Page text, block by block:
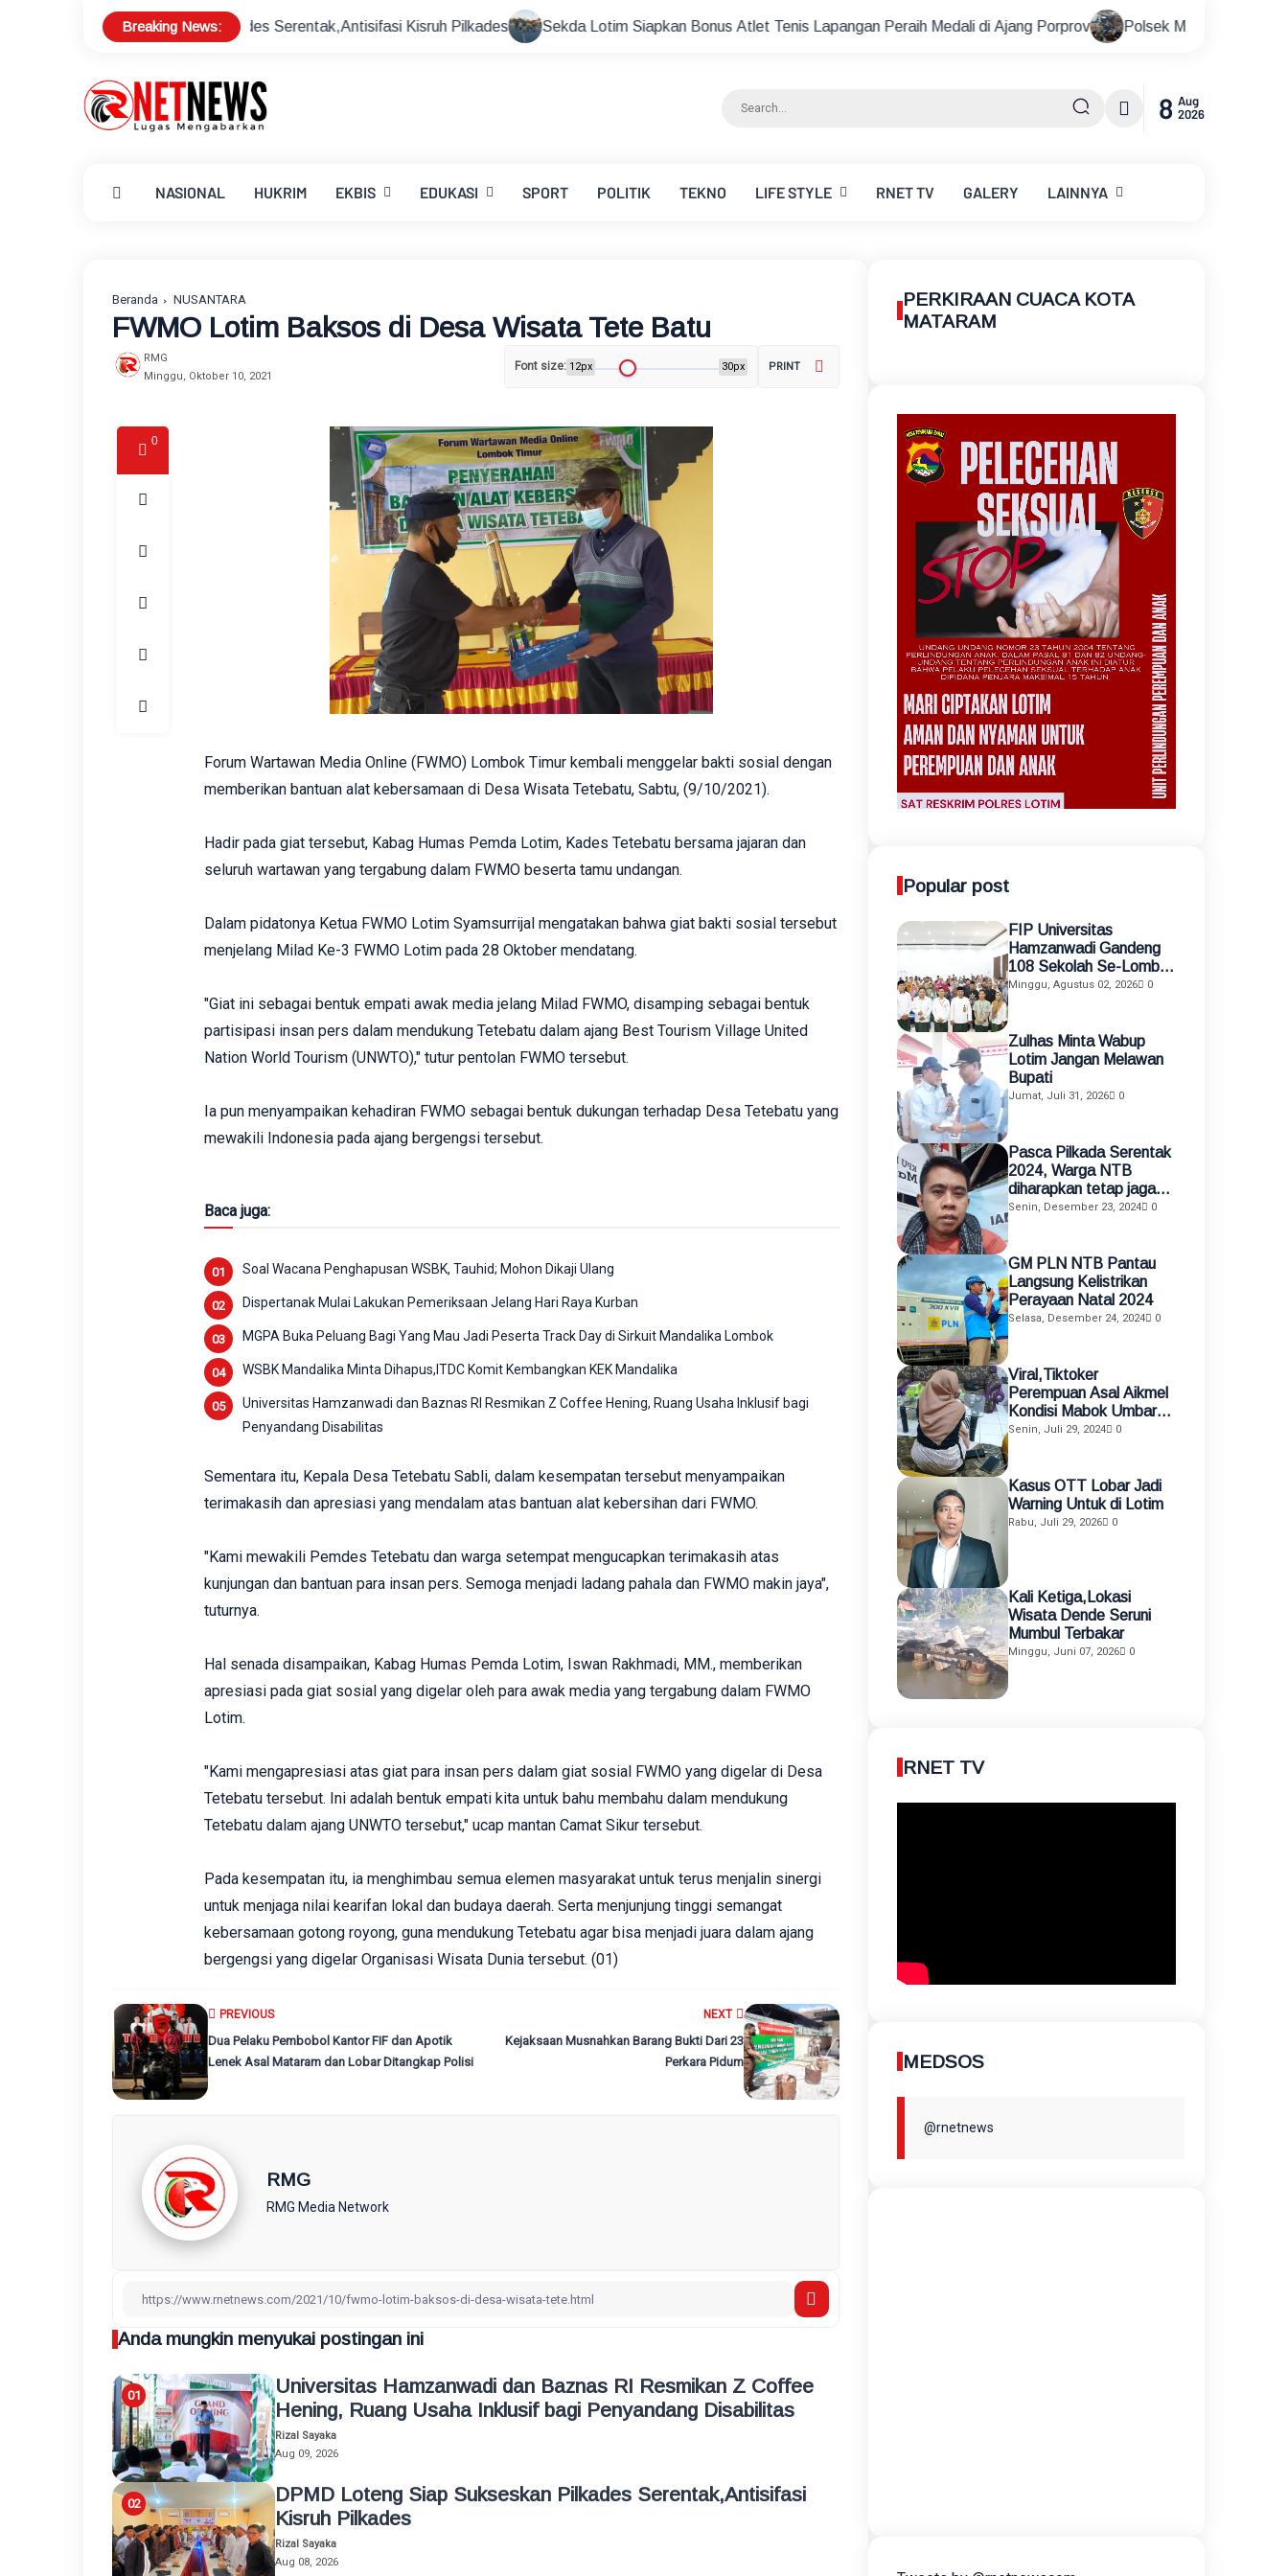
Breaking News:
Pilkades Serentak,Antisifasi Kisruh Pilkades Sekda Lotim Siapkan Bonus Atlet Tenis Lapangan Peraih Medali di Ajang Porprov Polsek Metro Kebayoran Baru Gelar Nobar
8 Aug
2026
NASIONAL HUKRIM EKBIS EDUKASI SPORT POLITIK TEKNO LIFE STYLE RNETTV GALERY LAINNYA
Beranda NUSANTARA
FWMO Lotim Baksos di Desa Wisata Tete Batu
RMG
Minggu, Oktober 10, 2021
Font size: 12px 30px PRINT
0
Forum Wartawan Media Online (FWMO) Lombok Timur kembali menggelar bakti sosial dengan
memberikan bantuan alat kebersamaan di Desa Wisata Tetebatu, Sabtu, (9/10/2021).
Hadir pada giat tersebut, Kabag Humas Pemda Lotim, Kades Tetebatu bersama jajaran dan
seluruh wartawan yang tergabung dalam FWMO beserta tamu undangan.
Dalam pidatonya Ketua FWMO Lotim Syamsurrijal mengatakan bahwa giat bakti sosial tersebut
menjelang Milad Ke-3 FWMO Lotim pada 28 Oktober mendatang.
"Giat ini sebagai bentuk empati awak media jelang Milad FWMO, disamping sebagai bentuk
partisipasi insan pers dalam mendukung Tetebatu dalam ajang Best Tourism Village United
Nation World Tourism (UNWTO)," tutur pentolan FWMO tersebut.
Ia pun menyampaikan kehadiran FWMO sebagai bentuk dukungan terhadap Desa Tetebatu yang
mewakili Indonesia pada ajang bergengsi tersebut.
Baca juga:
Soal Wacana Penghapusan WSBK, Tauhid; Mohon Dikaji Ulang
Dispertanak Mulai Lakukan Pemeriksaan Jelang Hari Raya Kurban
MGPA Buka Peluang Bagi Yang Mau Jadi Peserta Track Day di Sirkuit Mandalika Lombok
WSBK Mandalika Minta Dihapus,ITDC Komit Kembangkan KEK Mandalika
Universitas Hamzanwadi dan Baznas RI Resmikan Z Coffee Hening, Ruang Usaha Inklusif bagi
Penyandang Disabilitas
Sementara itu, Kepala Desa Tetebatu Sabli, dalam kesempatan tersebut menyampaikan
terimakasih dan apresiasi yang mendalam atas bantuan alat kebersihan dari FWMO.
"Kami mewakili Pemdes Tetebatu dan warga setempat mengucapkan terimakasih atas
kunjungan dan bantuan para insan pers. Semoga menjadi ladang pahala dan FWMO makin jaya",
tuturnya.
Hal senada disampaikan, Kabag Humas Pemda Lotim, Iswan Rakhmadi, MM., memberikan
apresiasi pada giat sosial yang digelar oleh para awak media yang tergabung dalam FWMO
Lotim.
"Kami mengapresiasi atas giat para insan pers dalam giat sosial FWMO yang digelar di Desa
Tetebatu tersebut. Ini adalah bentuk empati kita untuk bahu membahu dalam mendukung
Tetebatu dalam ajang UNWTO tersebut," ucap mantan Camat Sikur tersebut.
Pada kesempatan itu, ia menghimbau semua elemen masyarakat untuk terus menjalin sinergi
untuk menjaga nilai kearifan lokal dan budaya daerah. Serta menjunjung tinggi semangat
kebersamaan gotong royong, guna mendukung Tetebatu agar bisa menjadi juara dalam ajang
bergengsi yang digelar Organisasi Wisata Dunia tersebut. (01)
NEXT
Kejaksaan Musnahkan Barang Bukti Dari 23
Perkara Pidum
PREVIOUS
Dua Pelaku Pembobol Kantor FIF dan Apotik
Lenek Asal Mataram dan Lobar Ditangkap Polisi
RMG
RMG Media Network
Anda mungkin menyukai postingan ini
Universitas Hamzanwadi dan Baznas RI Resmikan Z Coffee
Hening, Ruang Usaha Inklusif bagi Penyandang Disabilitas
Rizal Sayaka
Aug 09, 2026
DPMD Loteng Siap Sukseskan Pilkades Serentak,Antisifasi
Kisruh Pilkades
Rizal Sayaka
Aug 08, 2026
PERKIRAAN CUACA KOTA
MATARAM
Popular post
FIP Universitas
Hamzanwadi Gandeng
108 Sekolah Se-Lombok
Timur, Perkuat
Mengajar dan KKN
Terintegrasi
Minggu, Agustus 02, 2026 0
Zulhas Minta Wabup
Lotim Jangan Melawan
Bupati
Jumat, Juli 31, 2026 0
Pasca Pilkada Serentak
2024, Warga NTB
diharapkan tetap jaga
kamtibmas
Senin, Desember 23, 2024 0
GM PLN NTB Pantau
Langsung Kelistrikan
Perayaan Natal 2024
Selasa, Desember 24, 2024 0
Viral,Tiktoker
Perempuan Asal Aikmel
Kondisi Mabok Umbar
Aurat di Medsos
Senin, Juli 29, 2024 0
Kasus OTT Lobar Jadi
Warning Untuk di Lotim
Rabu, Juli 29, 2026 0
Kali Ketiga,Lokasi
Wisata Dende Seruni
Mumbul Terbakar
Minggu, Juni 07, 2026 0
RNET TV
MEDSOS
@rnetnews